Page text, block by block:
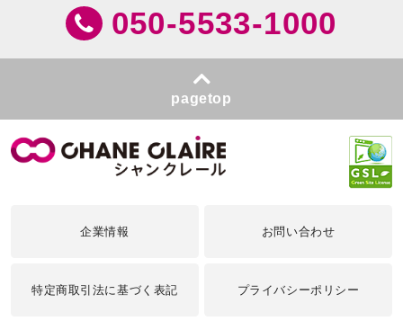
050-5533-1000
pagetop
企業情報 お問い合わせ
特定商取引法に基づく表記 プライバシーポリシー